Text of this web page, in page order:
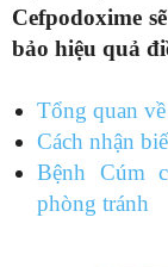
Cefpodoxime
bảo hiệu quả
Tổng quan
Cách nhận
Bệnh Cúm
phòng tránh